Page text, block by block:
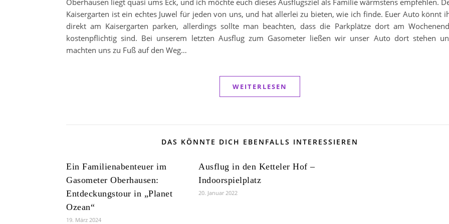
Oberhausen liegt quasi ums Eck, und ich möchte euch dieses Ausflugsziel als Familie wärmstens empfehlen.
Kaisergarten ist ein echtes Juwel für jeden von uns, und hat allerlei zu bieten, wie ich finde. Euer Auto könnt
direkt am Kaisergarten parken, allerdings sollte man beachten, dass die Parkplätze dort am
kostenpflichtig sind. Bei unserem letzten Ausflug zum Gasometer ließen wir unser Auto dort stehen
machten uns zu Fuß auf den Weg…
WEITERLESEN
DAS KÖNNTE DICH EBENFALLS INTERESSIEREN
Ein Familienabenteuer im
Gasometer Oberhausen:
Entdeckungstour in „Planet
Ozean“
19. März 2024
Ausflug in den Ketteler Hof –
Indoorspielplatz
20. Januar 2022